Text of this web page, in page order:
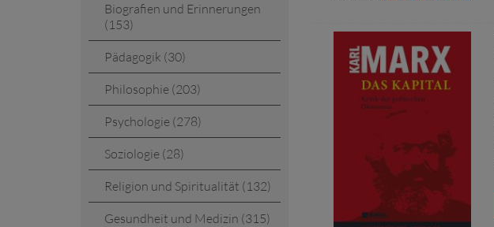
Biografien und Erinnerungen
(153)
Pädagogik (30)
Philosophie (203)
Psychologie (278)
Soziologie (28)
Religion und Spiritualität (132)
Gesundheit und Medizin (315)